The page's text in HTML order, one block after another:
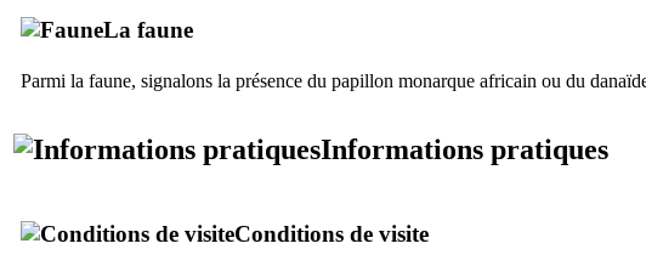
La faune
Parmi la faune, signalons la présence du papillon monarque africain ou du
Informations pratiques
Conditions de visite